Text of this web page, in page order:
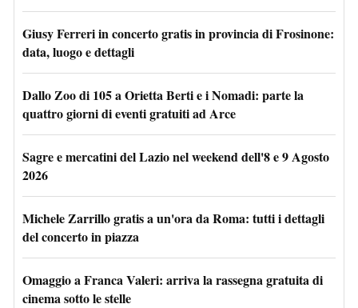
Giusy Ferreri in concerto gratis in provincia di Frosinone:
data, luogo e dettagli
Dallo Zoo di 105 a Orietta Berti e i Nomadi: parte la
quattro giorni di eventi gratuiti ad Arce
Sagre e mercatini del Lazio nel weekend dell'8 e 9 Agosto
2026
Michele Zarrillo gratis a un'ora da Roma: tutti i dettagli
del concerto in piazza
Omaggio a Franca Valeri: arriva la rassegna gratuita di
cinema sotto le stelle